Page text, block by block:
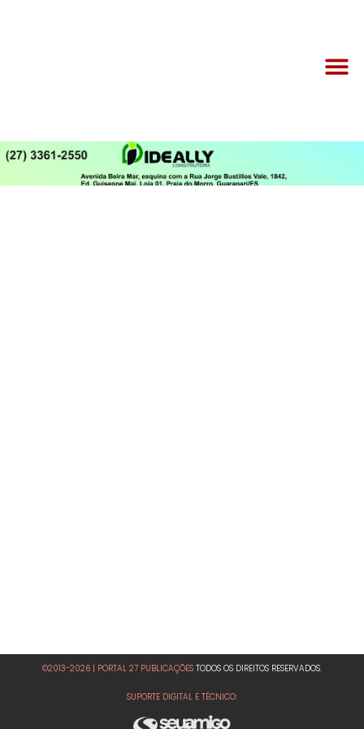
©2013-2026 | PORTAL 27 PUBLICAÇÕES TODOS OS DIREITOS RESERVADOS.
SUPORTE DIGITAL E TÉCNICO: